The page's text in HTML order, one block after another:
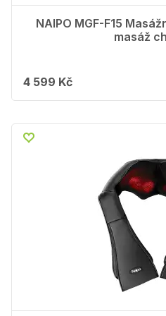
NAIPO MGF-F15
masáž
4 599 Kč